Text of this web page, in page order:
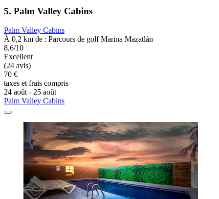
5. Palm Valley Cabins
Palm Valley Cabins
À 0,2 km de : Parcours de golf Marina Mazatlán
8,6/10
Excellent
(24 avis)
70 €
taxes et frais compris
24 août - 25 août
Palm Valley Cabins